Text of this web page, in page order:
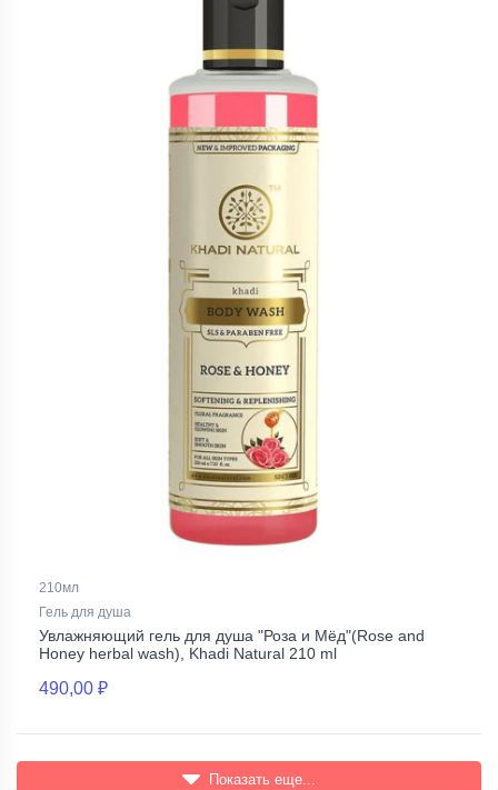
210мл
Гель для душа
Увлажняющий гель для душа "Роза и Мёд"(Rose and
Honey herbal wash), Khadi Natural 210 ml
490,00 ₽
Показать еще...